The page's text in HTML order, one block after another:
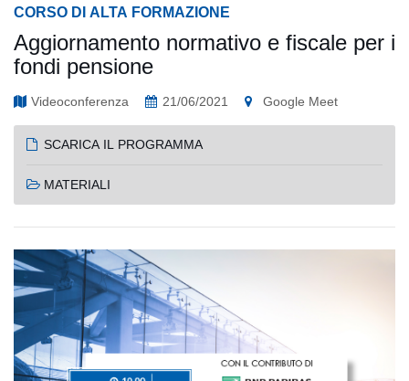
CORSO DI ALTA FORMAZIONE
Aggiornamento normativo e fiscale per i
fondi pensione
Videoconferenza 21/06/2021 Google Meet
SCARICA IL PROGRAMMA
MATERIALI